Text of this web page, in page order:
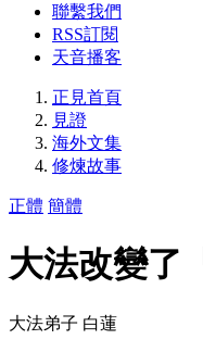
聯繫我們
RSS訂閱
天音播客
正見首頁
見證
海外文集
修煉故事
正體 簡體
大法改變了
大法弟子 白蓮